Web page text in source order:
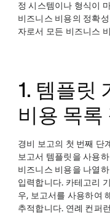
정 시스템이나 형식이
비즈니스 비용의 정확
자로서 모든 비즈니스
1. 템플릿
비용 목록
경비 보고의 첫 번째 단
보고서 템플릿을 사용
비즈니스 비용을 나열
입력합니다. 카테고리
우, 보고서를 사용하여
추적합니다. 연례 컨퍼